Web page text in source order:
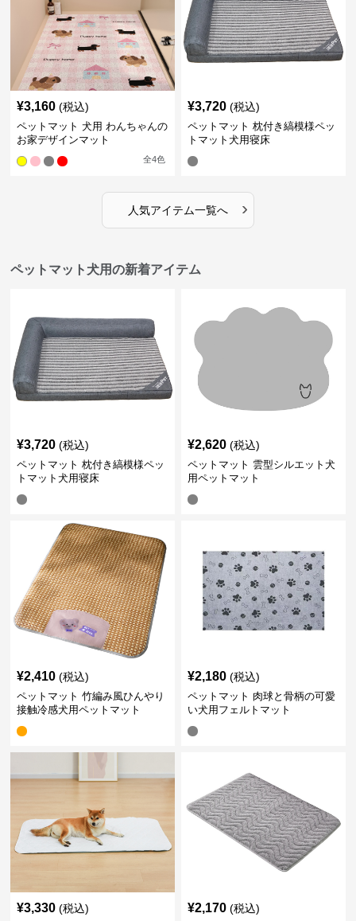
¥3,160 (税込)
ペットマット 犬用 わんちゃんの
お家デザインマット
全4色
¥3,720 (税込)
ペットマット 枕付き縞模様ペッ
トマット犬用寝床
人気アイテム一覧へ ›
ペットマット犬用の新着アイテム
¥3,720 (税込)
ペットマット 枕付き縞模様ペッ
トマット犬用寝床
¥2,620 (税込)
ペットマット 雲型シルエット犬
用ペットマット
¥2,410 (税込)
ペットマット 竹編み風ひんやり
接触冷感犬用ペットマット
¥2,180 (税込)
ペットマット 肉球と骨柄の可愛
い犬用フェルトマット
¥3,330 (税込) ¥2,170 (税込)